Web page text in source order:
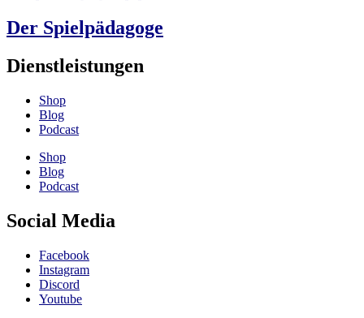
Der Spielpädagoge
Dienstleistungen
Shop
Blog
Podcast
Shop
Blog
Podcast
Social Media
Facebook
Instagram
Discord
Youtube